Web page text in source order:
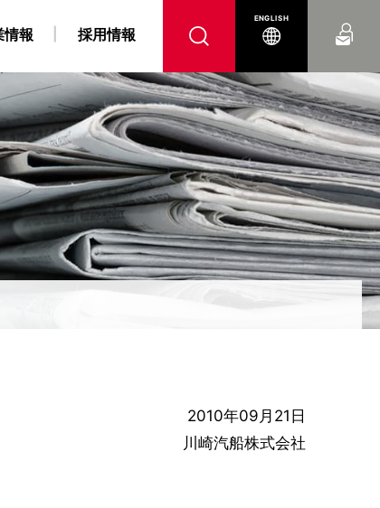
2010年09月21日
川崎汽船株式会社
燃料戦略事業
コンテナ船事業
IRよくあるご質問
電子公告
LINE REPORT
DX戦略
“K” LINEの軌跡 “K” LINE With
情報
者採用情報
採用情報
ENGLISH